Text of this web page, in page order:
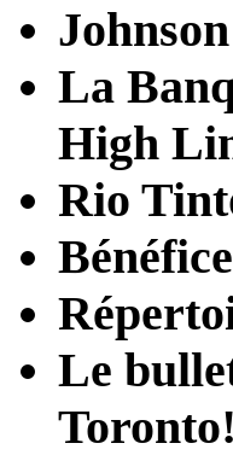
La
High
Rio
Le
Toronto!